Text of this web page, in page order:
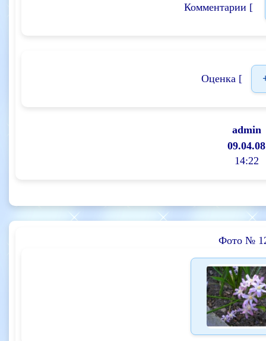
Комментарии [
Оценка [
admin
09.04.08
14:22
Фото №